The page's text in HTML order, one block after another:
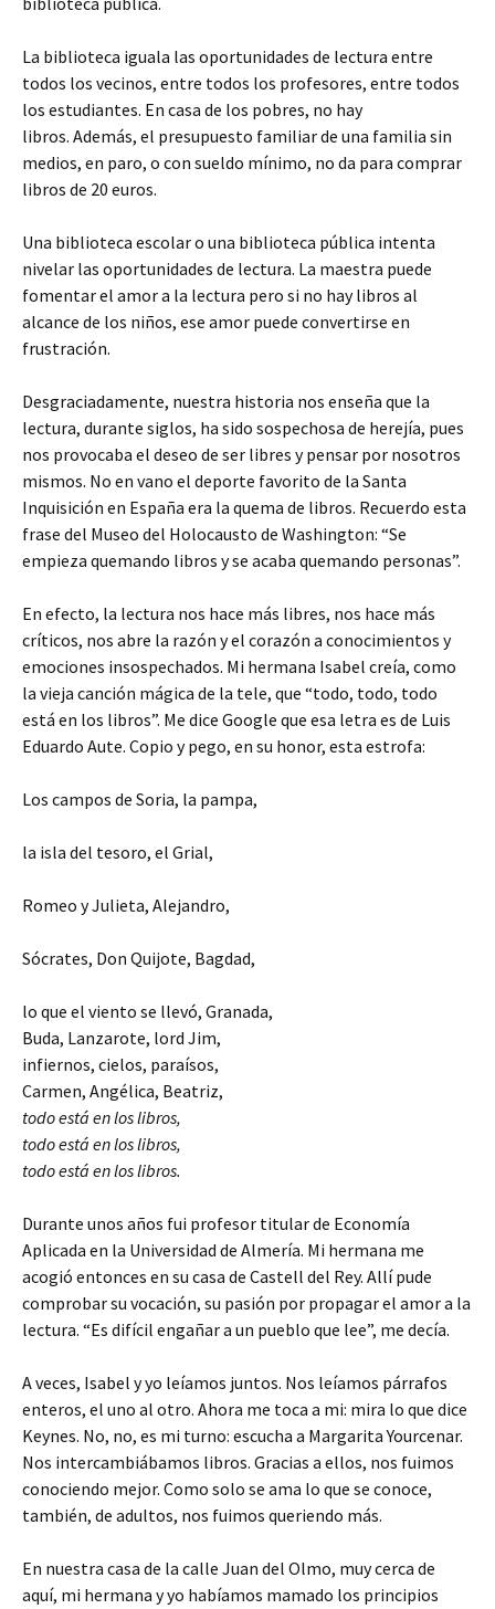
La biblioteca iguala las oportunidades de lectura entre
todos los vecinos, entre todos los profesores, entre todos
los estudiantes. En casa de los pobres, no hay
libros. Además, el presupuesto familiar de una familia sin
medios, en paro, o con sueldo mínimo, no da para comprar
libros de 20 euros.
Una biblioteca escolar o una biblioteca pública intenta
nivelar las oportunidades de lectura. La maestra puede
fomentar el amor a la lectura pero si no hay libros al
alcance de los niños, ese amor puede convertirse en
frustración.
Desgraciadamente, nuestra historia nos enseña que la
lectura, durante siglos, ha sido sospechosa de herejía, pues
nos provocaba el deseo de ser libres y pensar por nosotros
mismos. No en vano el deporte favorito de la Santa
Inquisición en España era la quema de libros. Recuerdo esta
frase del Museo del Holocausto de Washington: “Se
empieza quemando libros y se acaba quemando personas”.
En efecto, la lectura nos hace más libres, nos hace más
críticos, nos abre la razón y el corazón a conocimientos y
emociones insospechados. Mi hermana Isabel creía, como
la vieja canción mágica de la tele, que “todo, todo, todo
está en los libros”. Me dice Google que esa letra es de Luis
Eduardo Aute. Copio y pego, en su honor, esta estrofa:
Los campos de Soria, la pampa,
la isla del tesoro, el Grial,
Romeo y Julieta, Alejandro,
Sócrates, Don Quijote, Bagdad,
lo que el viento se llevó, Granada,
Buda, Lanzarote, lord Jim,
infiernos, cielos, paraísos,
Carmen, Angélica, Beatriz,
todo está en los libros,
todo está en los libros,
todo está en los libros.
Durante unos años fui profesor titular de Economía
Aplicada en la Universidad de Almería. Mi hermana me
acogió entonces en su casa de Castell del Rey. Allí pude
comprobar su vocación, su pasión por propagar el amor a la
lectura. “Es difícil engañar a un pueblo que lee”, me decía.
A veces, Isabel y yo leíamos juntos. Nos leíamos párrafos
enteros, el uno al otro. Ahora me toca a mi: mira lo que dice
Keynes. No, no, es mi turno: escucha a Margarita Yourcenar.
Nos intercambiábamos libros. Gracias a ellos, nos fuimos
conociendo mejor. Como solo se ama lo que se conoce,
también, de adultos, nos fuimos queriendo más.
En nuestra casa de la calle Juan del Olmo, muy cerca de
aquí, mi hermana y yo habíamos mamado los principios